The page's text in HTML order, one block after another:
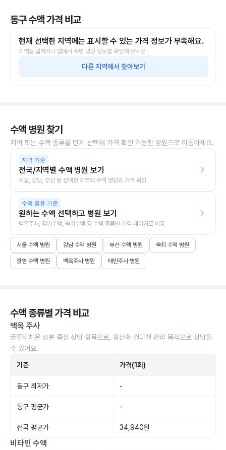
동구 수액 가격 비교
현재 선택한 지역에는 표시할 수 있는 가격 정보가 부족해요.
지역을 넓히거나 앱에서 주변 병원 정보를 확인해 보세요.
다른 지역에서 찾아보기
수액 병원 찾기
지역 또는 수액 종류를 먼저 선택해 가격 확인 가능한 병원으로 이동하세요.
지역 기준
전국/지역별 수액 병원 보기
서울, 강남, 부산 등 선택한 지역의 수액 병원과 가격 확인
수액 종류 기준
원하는 수액 선택하고 병원 보기
백옥주사, 감기수액, 숙취수액 등 수액 종류별 가격 페이지로 이동
서울 수액 병원 강남 수액 병원 부산 수액 병원 숙취 수액 병원
장염 수액 병원 백옥주사 병원 태반주사 병원
수액 종류별 가격 비교
백옥 주사
글루타치온 성분 중심 상담 항목으로, 항산화·컨디션 관리 목적으로 상담될
수 있어요.
기준 가격(1회)
동구 최저가 -
동구 평균가 -
전국 평균가 34,940원
비타민 수액